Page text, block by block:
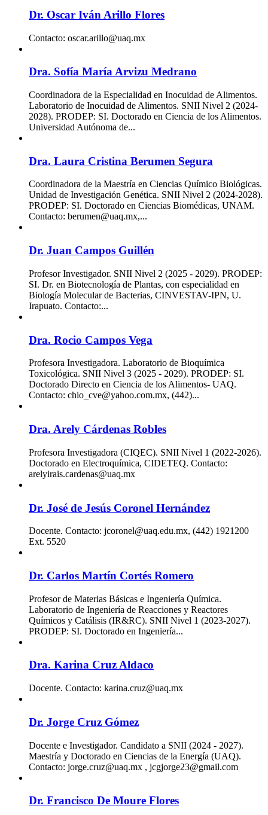
Dr. Oscar Iván Arillo Flores
Contacto: oscar.arillo@uaq.mx
Dra. Sofía María Arvizu Medrano
Coordinadora de la Especialidad en Inocuidad de Alimentos.
Laboratorio de Inocuidad de Alimentos. SNII Nivel 2 (2024-
2028). PRODEP: SI. Doctorado en Ciencia de los Alimentos.
Universidad Autónoma de...
Dra. Laura Cristina Berumen Segura
Coordinadora de la Maestría en Ciencias Químico Biológicas.
Unidad de Investigación Genética. SNII Nivel 2 (2024-2028).
PRODEP: SI. Doctorado en Ciencias Biomédicas, UNAM.
Contacto: berumen@uaq.mx,...
Dr. Juan Campos Guillén
Profesor Investigador. SNII Nivel 2 (2025 - 2029). PRODEP:
SI. Dr. en Biotecnología de Plantas, con especialidad en
Biología Molecular de Bacterias, CINVESTAV-IPN, U.
Irapuato. Contacto:...
Dra. Rocio Campos Vega
Profesora Investigadora. Laboratorio de Bioquímica
Toxicológica. SNII Nivel 3 (2025 - 2029). PRODEP: SI.
Doctorado Directo en Ciencia de los Alimentos- UAQ.
Contacto: chio_cve@yahoo.com.mx, (442)...
Dra. Arely Cárdenas Robles
Profesora Investigadora (CIQEC). SNII Nivel 1 (2022-2026).
Doctorado en Electroquímica, CIDETEQ. Contacto:
arelyirais.cardenas@uaq.mx
Dr. José de Jesús Coronel Hernández
Docente. Contacto: jcoronel@uaq.edu.mx, (442) 1921200
Ext. 5520
Dr. Carlos Martín Cortés Romero
Profesor de Materias Básicas e Ingeniería Química.
Laboratorio de Ingeniería de Reacciones y Reactores
Químicos y Catálisis (IR&RC). SNII Nivel 1 (2023-2027).
PRODEP: SI. Doctorado en Ingeniería...
Dra. Karina Cruz Aldaco
Docente. Contacto: karina.cruz@uaq.mx
Dr. Jorge Cruz Gómez
Docente e Investigador. Candidato a SNII (2024 - 2027).
Maestría y Doctorado en Ciencias de la Energía (UAQ).
Contacto: jorge.cruz@uaq.mx , jcgjorge23@gmail.com
Dr. Francisco De Moure Flores